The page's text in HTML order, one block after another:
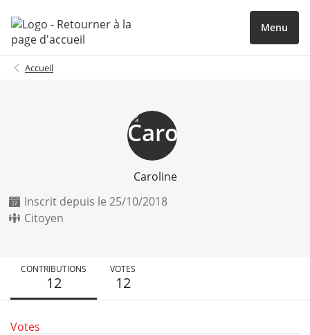
Menu
Accueil
Caroline
Inscrit depuis le 25/10/2018
Citoyen
CONTRIBUTIONS
12
VOTES
12
Votes